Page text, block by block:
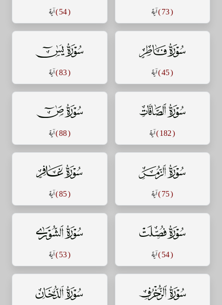
( 73 ) آية ( 54 ) آية
سورة فاطر
( 45 ) آية
سورة يس
( 83 ) آية
سورة الصافات
( 182 ) آية
سورة ص
( 88 ) آية
سورة الزمر
( 75 ) آية
سورة غافر
( 85 ) آية
سورة فصلت
( 54 ) آية
سورة الشورى
( 53 ) آية
سورة الزخرف سورة الدخان